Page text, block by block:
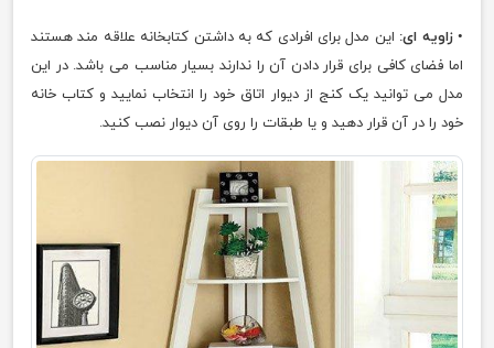
•زاویه ای: این مدل برای افرادی که به داشتن کتابخانه علاقه مند هستند
اما فضای کافی برای قرار دادن آن را ندارند بسیار مناسب می باشد. در این
مدل می توانید یک کنج از دیوار اتاق خود را انتخاب نمایید و کتاب خانه
خود را در آن قرار دهید و یا طبقات را روی آن دیوار نصب کنید.